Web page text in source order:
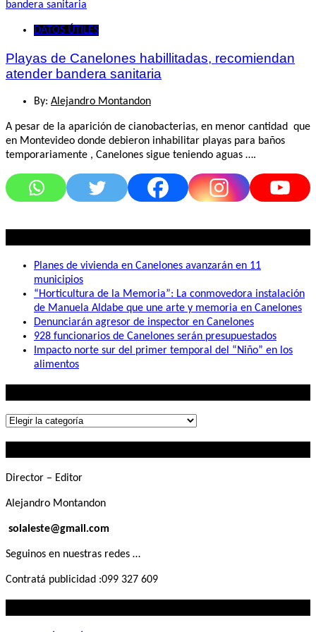
DATOS ÚTILES
Playas de Canelones habillitadas, recomiendan
atender bandera sanitaria
By: Alejandro Montandon
A pesar de la aparición de cianobacterias, en menor cantidad que
en Montevideo donde debieron inhabilitar playas para baños
temporariamente , Canelones sigue teniendo aguas ….
Planes de vivienda en Canelones avanzarán en 11
municipios
“Horticultura de la Memoria”: La conmovedora instalación
de Manuela Aldabe que une arte y memoria en Canelones
Denunciarán agresor de inspector en Canelones
928 funcionarios de Canelones serán presupuestados
Impacto norte sur del primer temporal del “Niño” en los
alimentos
Lo
Director – Editor
Alejandro Montandon
solaleste@gmail.com
Seguinos en nuestras redes …
Contratá publicidad :099 327 609